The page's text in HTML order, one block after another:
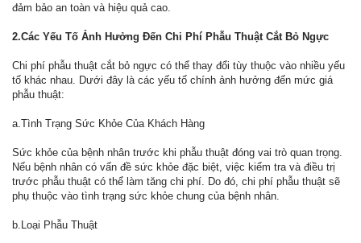
đảm bảo an toàn và hiệu quả cao.
2.Các Yếu Tố Ảnh Hưởng Đến Chi Phí Phẫu Thuật Cắt Bỏ Ngực
Chi phí phẫu thuật cắt bỏ ngực có thể thay đổi tùy thuộc vào nhiều yếu
tố khác nhau. Dưới đây là các yếu tố chính ảnh hưởng đến mức giá
phẫu thuật:
a.Tình Trạng Sức Khỏe Của Khách Hàng
Sức khỏe của bệnh nhân trước khi phẫu thuật đóng vai trò quan trọng.
Nếu bệnh nhân có vấn đề sức khỏe đặc biệt, việc kiểm tra và điều trị
trước phẫu thuật có thể làm tăng chi phí. Do đó, chi phí phẫu thuật sẽ
phụ thuộc vào tình trạng sức khỏe chung của bệnh nhân.
b.Loại Phẫu Thuật